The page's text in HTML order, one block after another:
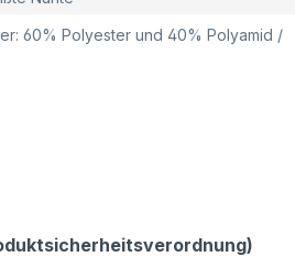
60% Polyester und 40% Polyamid /